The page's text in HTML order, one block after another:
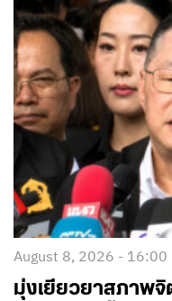
August 8, 2026 - 16:00
มุ่งเยียวยาสภาพจิ